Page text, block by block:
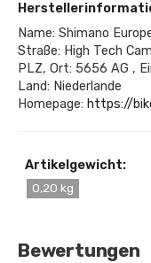
Name: Shimano
Straße: High Tech
PLZ, Ort: 5656 AG ,
Land: Niederlande
Homepage: https://
Artikelgewicht:
0,20 kg
Bewertungen